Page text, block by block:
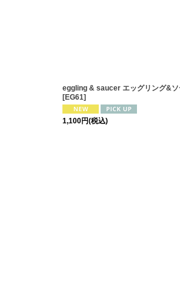
eggling & saucer エッグリング&ソ
[EG61]
1,100円(税込)